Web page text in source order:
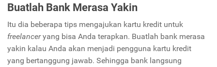
Buatlah Bank Merasa Yakin
Itu dia beberapa tips mengajukan kartu kredit untuk
freelanceryang bisa Anda terapkan. Buatlah bank merasa
yakin kalau Anda akan menjadi pengguna kartu kredit
yang bertanggung jawab. Sehingga bank langsung